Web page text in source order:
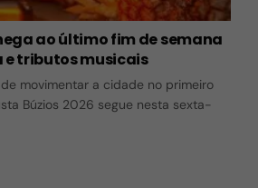
ao último fim de semana
tributos musicais
de movimentar a cidade no primeiro
Búzios 2026 segue nesta sexta-